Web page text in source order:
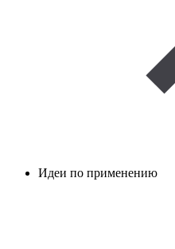
Идеи по применению